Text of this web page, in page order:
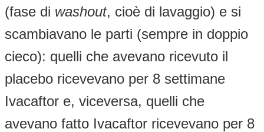
(fase di washout, cioè di lavaggio) e si
scambiavano le parti (sempre in doppio
cieco): quelli che avevano ricevuto il
placebo ricevevano per 8 settimane
Ivacaftor e, viceversa, quelli che
avevano fatto Ivacaftor ricevevano per 8